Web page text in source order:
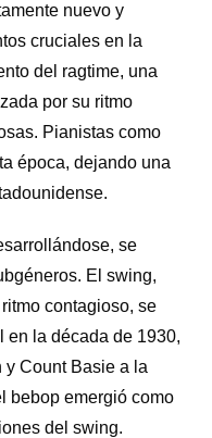
nuevo y
cruciales en la
del ragtime, una
por su ritmo
Pianistas como
época, dejando una
se
El swing,
contagioso, se
en la década de 1930,
y Count Basie a la
bebop emergió como
del swing.